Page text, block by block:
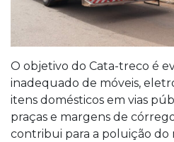
O objetivo do Cata-treco é
inadequado de móveis,
itens domésticos em vias
praças e margens de
contribui para a poluição do